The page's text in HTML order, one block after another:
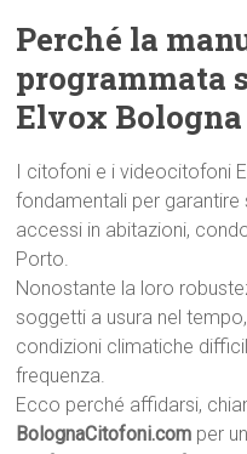
Perché la
programmata
Elvox Bologna
I citofoni e i videocitofoni
fondamentali per
accessi in abitazioni,
Porto.
Nonostante la loro
soggetti a usura nel
condizioni climatiche
frequenza.
Ecco perché affidarsi,
BolognaCitofoni.com per